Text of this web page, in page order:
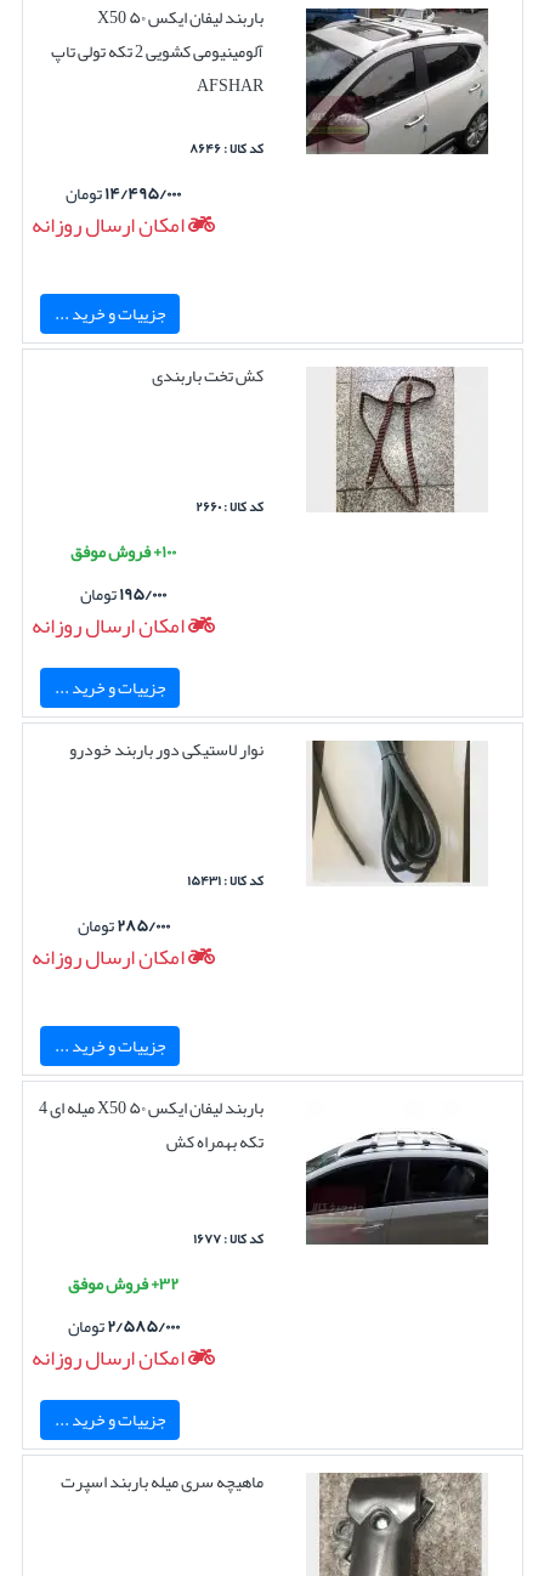
باربند لیفان ایکس ۵۰ X50
آلومینیومی کشویی 2 تکه تولی تاپ
AFSHAR
کد کالا : ۸۶۴۶
۱۴/۴۹۵/۰۰۰تومان
امکان ارسال روزانه
جزییات و خرید ...
کش تخت باربندی
کد کالا : ۲۶۶۰
۱۰۰+ فروش موفق
۱۹۵/۰۰۰تومان
امکان ارسال روزانه
جزییات و خرید ...
نوار لاستیکی دور باربند خودرو
کد کالا : ۱۵۴۳۱
۲۸۵/۰۰۰تومان
امکان ارسال روزانه
جزییات و خرید ...
باربند لیفان ایکس ۵۰ X50 میله ای 4
تکه بهمراه کش
کد کالا : ۱۶۷۷
۳۲+ فروش موفق
۲/۵۸۵/۰۰۰تومان
امکان ارسال روزانه
جزییات و خرید ...
ماهیچه سری میله باربند اسپرت